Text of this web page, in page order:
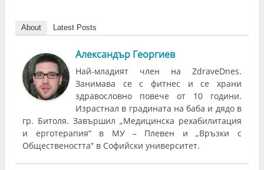
About Latest Posts
Александър Георгиев
Най-младият член на ZdraveDnes.
Занимава се с фитнес и се храни
здравословно повече от 10 години.
Израстнал в градината на баба и дядо в
гр. Битоля. Завършил „Медицинска рехабилитация
и ерготерапия“ в МУ – Плевен и „Връзки с
Обществеността“ в Софийски университет.